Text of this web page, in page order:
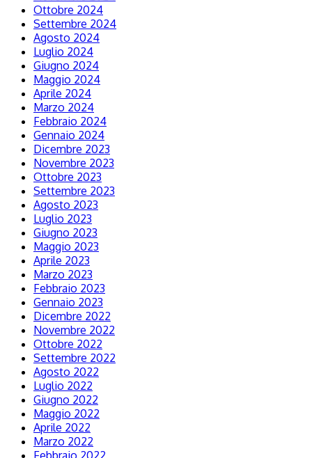
Ottobre 2024
Settembre 2024
Agosto 2024
Luglio 2024
Giugno 2024
Maggio 2024
Aprile 2024
Marzo 2024
Febbraio 2024
Gennaio 2024
Dicembre 2023
Novembre 2023
Ottobre 2023
Settembre 2023
Agosto 2023
Luglio 2023
Giugno 2023
Maggio 2023
Aprile 2023
Marzo 2023
Febbraio 2023
Gennaio 2023
Dicembre 2022
Novembre 2022
Ottobre 2022
Settembre 2022
Agosto 2022
Luglio 2022
Giugno 2022
Maggio 2022
Aprile 2022
Marzo 2022